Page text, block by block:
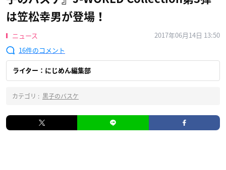
は笠松幸男が登場！
ニュース
2017年06月14日 13:50
16
ライター：にじめん編集部
カテゴリ : 黒子のバスケ